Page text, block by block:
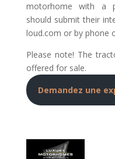
motorhome with a
should submit their
loud.com or by phone
Please note! The
offered for sale.
Demandez une